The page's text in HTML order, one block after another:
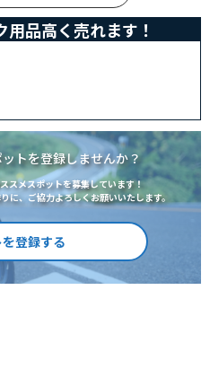
品高く売れます！
トを登録しませんか？
スメスポットを募集しています！
に、ご協力よろしくお願いいたします。
登録する